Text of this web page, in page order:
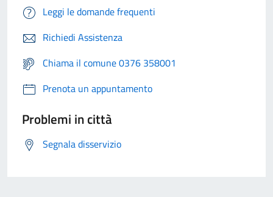
Leggi le domande frequenti
Richiedi Assistenza
Chiama il comune 0376 358001
Prenota un appuntamento
Problemi in città
Segnala disservizio